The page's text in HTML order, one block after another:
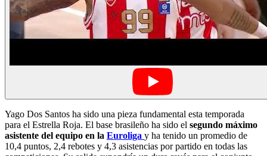
Yago Dos Santos ha sido una pieza fundamental esta temporada
para el Estrella Roja. El base brasileño ha sido el segundo máximo
asistente del equipo en la Euroliga y ha tenido un promedio de
10,4 puntos, 2,4 rebotes y 4,3 asistencias por partido en todas las